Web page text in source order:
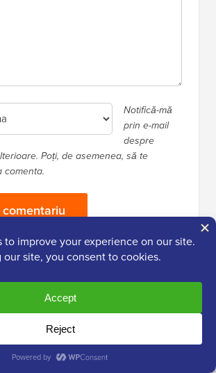
Notifică-mă
prin e-mail
despre
Poți, de asemenea, să te
2.000.000+